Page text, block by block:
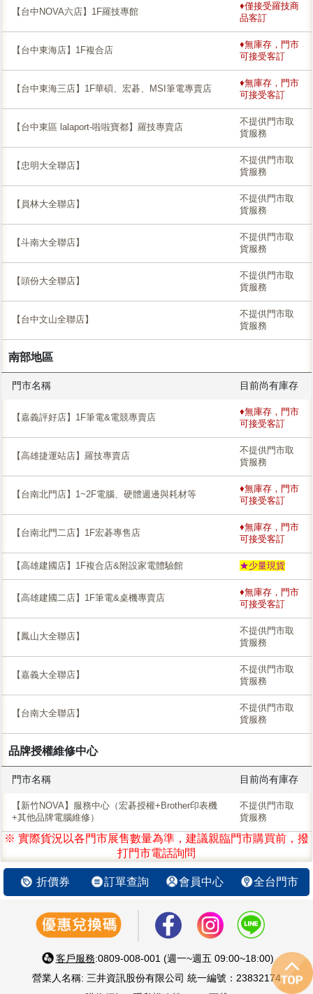
【台中NOVA六店】1F羅技專館
♦僅接受羅技商
品客訂
【台中東海店】1F複合店
♦無庫存，門市
可接受客訂
【台中東海三店】1F華碩、宏碁、MSI筆電專賣店
♦無庫存，門市
可接受客訂
【台中東區 lalaport-啦啦寶都】羅技專賣店
不提供門市取
貨服務
【忠明大全聯店】
不提供門市取
貨服務
【員林大全聯店】
不提供門市取
貨服務
【斗南大全聯店】
不提供門市取
貨服務
【頭份大全聯店】
不提供門市取
貨服務
【台中文山全聯店】
不提供門市取
貨服務
南部地區
門市名稱 目前尚有庫存
【嘉義評好店】1F筆電&電競專賣店
♦無庫存，門市
可接受客訂
【高雄捷運站店】羅技專賣店
不提供門市取
貨服務
【台南北門店】1~2F電腦、硬體週邊與耗材等
♦無庫存，門市
可接受客訂
【台南北門二店】1F宏碁專售店
♦無庫存，門市
可接受客訂
【高雄建國店】1F複合店&附設家電體驗館 ★少量現貨
【高雄建國二店】1F筆電&桌機專賣店
♦無庫存，門市
可接受客訂
【鳳山大全聯店】
不提供門市取
貨服務
【嘉義大全聯店】
不提供門市取
貨服務
【台南大全聯店】
不提供門市取
貨服務
品牌授權維修中心
門市名稱 目前尚有庫存
【新竹NOVA】服務中心（宏碁授權+Brother印表機
+其他品牌電腦維修）
不提供門市取
貨服務
※ 實際貨況以各門市展售數量為準，建議親臨門市購買前，撥
打門市電話詢問
折價券 訂單查詢 會員中心 全台門市
客戶服務:0809-008-001 (週一~週五 09:00~18:00)
營業人名稱: 三井資訊股份有限公司 統一編號：23832174